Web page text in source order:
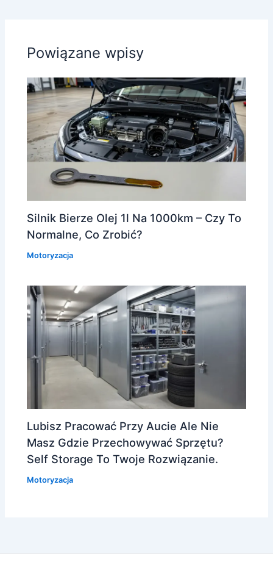
Powiązane wpisy
Silnik Bierze Olej 1l Na 1000km – Czy To
Normalne, Co Zrobić?
Motoryzacja
Lubisz Pracować Przy Aucie Ale Nie
Masz Gdzie Przechowywać Sprzętu?
Self Storage To Twoje Rozwiązanie.
Motoryzacja